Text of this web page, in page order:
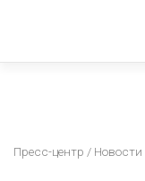
Пресс-центр / Новости